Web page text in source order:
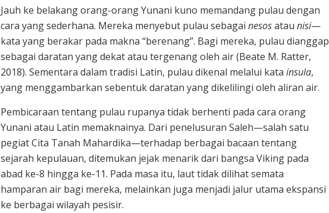
Jauh ke belakang orang-orang Yunani kuno memandang pulau dengan
cara yang sederhana. Mereka menyebut pulau sebagainesosataunisi—
kata yang berakar pada makna “berenang”. Bagi mereka, pulau dianggap
sebagai daratan yang dekat atau tergenang oleh air (Beate M. Ratter,
2018). Sementara dalam tradisi Latin, pulau dikenal melalui katainsula,
yang menggambarkan sebentuk daratan yang dikelilingi oleh aliran air.
Pembicaraan tentang pulau rupanya tidak berhenti pada cara orang
Yunani atau Latin memaknainya. Dari penelusuran Saleh—salah satu
pegiat Cita Tanah Mahardika—terhadap berbagai bacaan tentang
sejarah kepulauan, ditemukan jejak menarik dari bangsa Viking pada
abad ke-8 hingga ke-11. Pada masa itu, laut tidak dilihat semata
hamparan air bagi mereka, melainkan juga menjadi jalur utama ekspansi
ke berbagai wilayah pesisir.